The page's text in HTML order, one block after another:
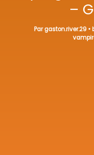
–
Pargaston.river.29 •